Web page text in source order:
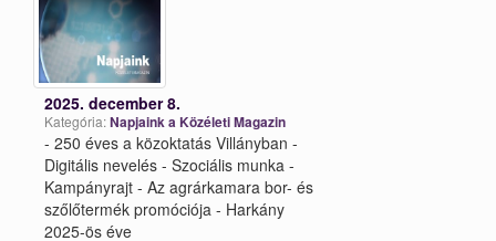
2025. december 8.
Kategória:Napjaink a Közéleti Magazin
- 250 éves a közoktatás Villányban -
Digitális nevelés - Szociális munka -
Kampányrajt - Az agrárkamara bor- és
szőlőtermék promóciója - Harkány
2025-ös éve